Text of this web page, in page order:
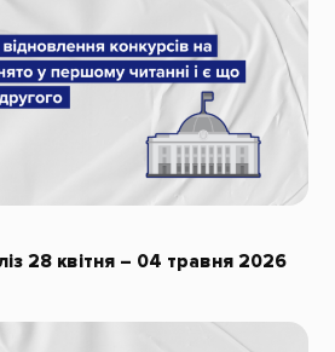
28 квітня – 04 травня 2026